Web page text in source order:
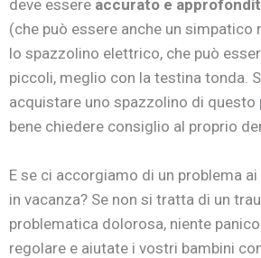
deve essere accurato e
(che può essere anche un simpatico
lo spazzolino elettrico, che può
piccoli, meglio con la testina tonda.
acquistare uno spazzolino di questo
bene chiedere consiglio al proprio
E se ci accorgiamo di un problema
in vacanza? Se non si tratta di un
problematica dolorosa, niente
regolare e aiutate i vostri bambini